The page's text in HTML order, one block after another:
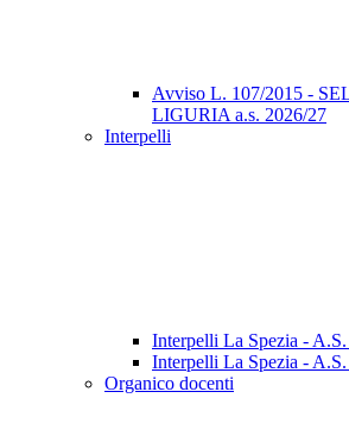
Avviso L. 107/2015 -
LIGURIA a.s. 2026/27
Interpelli
Interpelli La Spezia -
Interpelli La Spezia -
Organico docenti